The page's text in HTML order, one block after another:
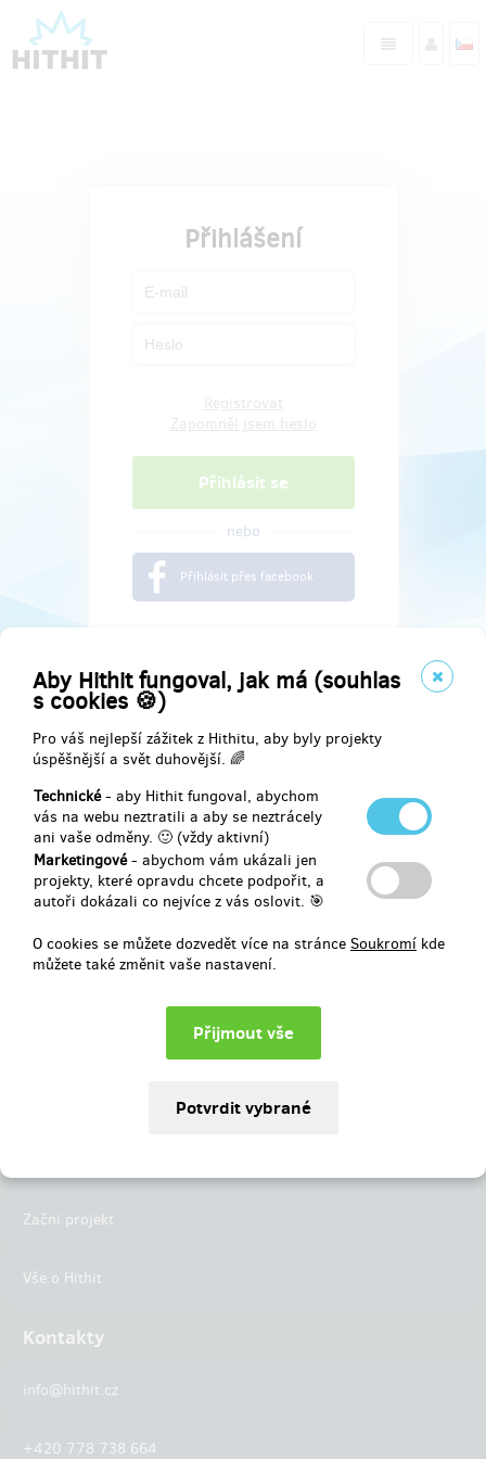
Aby Hithit fungoval, jak má (souhlas
s cookies 🍪)
Pro váš nejlepší zážitek z Hithitu, aby byly projekty
úspěšnější a svět duhovější. 🌈
Technické- aby Hithit fungoval, abychom
vás na webu neztratili a aby se neztrácely
ani vaše odměny. 🙂 (vždy aktivní)
Marketingové- abychom vám ukázali jen
projekty, které opravdu chcete podpořit, a
autoři dokázali co nejvíce z vás oslovit. 🎯
O cookies se můžete dozvedět více na stránce Soukromí kde
můžete také změnit vaše nastavení.
Přihlášení
nebo
Přihlásit přes facebook
Najdete nás na
Začni projekt
Vše o Hithit
Kontakty
info@hithit.cz
+420 778 738 664